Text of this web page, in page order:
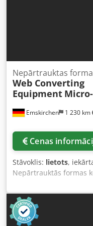
Emskirchen 1 230 km
Nepārtrauktas
Web Converting
Equipment
Cenas
Stāvoklis: lietots,
Nepārtrauktās formas
92-164 / 1992/51/
x 12 collas Iespējams
formāts: 240 x 12
Krimpēšana ik pēc 2